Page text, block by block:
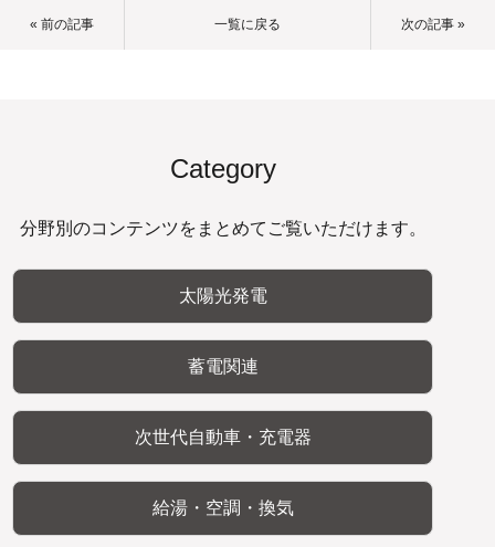
« 前の記事 一覧に戻る 次の記事 »
Category
分野別のコンテンツをまとめてご覧いただけます。
太陽光発電
蓄電関連
次世代自動車・充電器
給湯・空調・換気